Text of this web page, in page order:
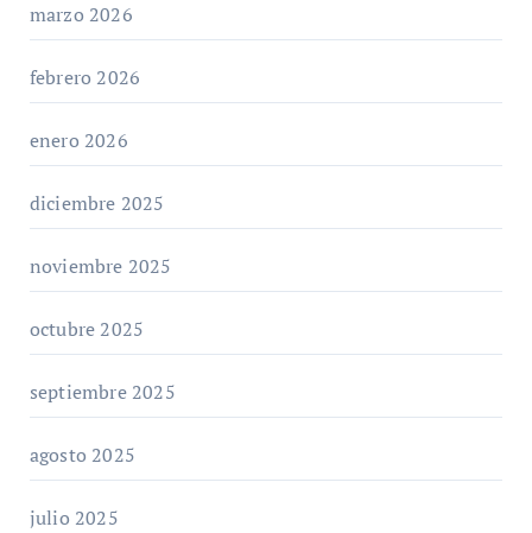
marzo 2026
febrero 2026
enero 2026
diciembre 2025
noviembre 2025
octubre 2025
septiembre 2025
agosto 2025
julio 2025